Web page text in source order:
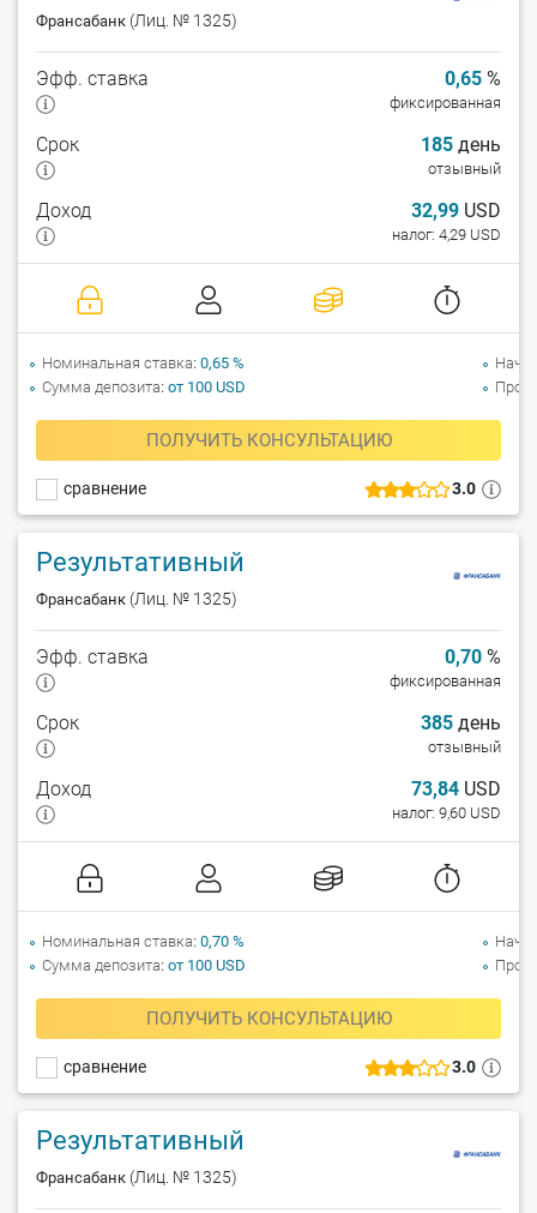
Франсабанк (Лиц. № 1325)
3.0
сравнение
Эфф. ставка 0,65 %
фиксированная
Срок 185 день
отзывный
Доход 32,99 USD
налог: 4,29 USD
ПОЛУЧИТЬ КОНСУЛЬТАЦИЮ
Номинальная ставка 0,65 %
Сумма депозита от 100 USD
Результативный
Франсабанк (Лиц. № 1325)
3.0
сравнение
Эфф. ставка 0,70 %
фиксированная
Срок 385 день
отзывный
Доход 73,84 USD
налог: 9,60 USD
ПОЛУЧИТЬ КОНСУЛЬТАЦИЮ
Номинальная ставка 0,70 %
Сумма депозита от 100 USD
Результативный
Франсабанк (Лиц. № 1325)